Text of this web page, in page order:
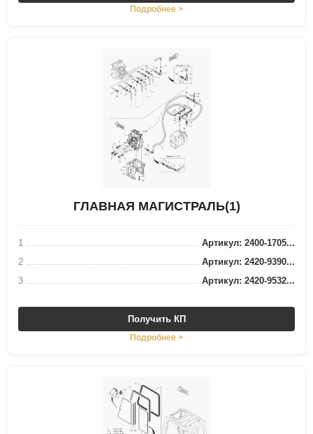
Подробнее >
ГЛАВНАЯ МАГИСТРАЛЬ(1)
1
Артикул: 2400-1705...
2
Артикул: 2420-9390...
3
Артикул: 2420-9532...
Получить КП
Подробнее >